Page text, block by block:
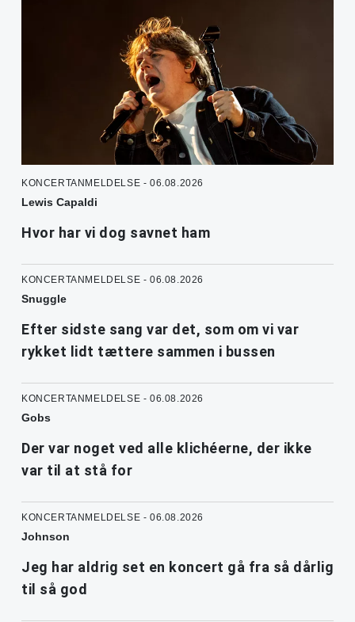
KONCERTANMELDELSE - 06.08.2026
Lewis Capaldi
Hvor har vi dog savnet ham
KONCERTANMELDELSE - 06.08.2026
Snuggle
Efter sidste sang var det, som om vi var
rykket lidt tættere sammen i bussen
KONCERTANMELDELSE - 06.08.2026
Gobs
Der var noget ved alle klichéerne, der ikke
var til at stå for
KONCERTANMELDELSE - 06.08.2026
Johnson
Jeg har aldrig set en koncert gå fra så dårlig
til så god